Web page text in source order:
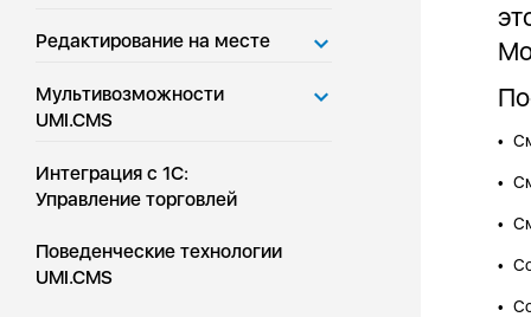
Редактирование на месте
Мультивозможности
UMI.CMS
Интеграция с 1С:
Управление торговлей
Поведенческие технологии
UMI.CMS
•
•
•
•
•